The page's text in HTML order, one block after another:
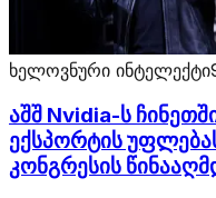
ხელოვნური ინტელექტი
აშშ Nvidia-ს
ექსპორტის
კონგრესის